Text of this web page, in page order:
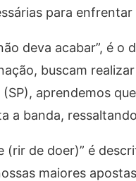
para
deva acabar”, é o
buscam
aprendemos
a banda,
(rir de doer)” é
maiores